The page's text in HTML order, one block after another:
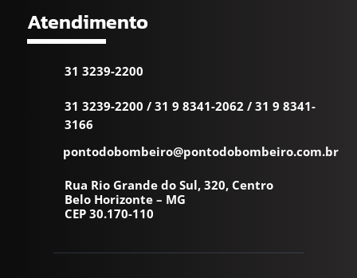
Atendimento
31 3239-2200
31 3239-2200 / 31 9 8341-2062 / 31 9 8341-
3166
pontodobombeiro@pontodobombeiro.com.br
Rua Rio Grande do Sul, 320, Centro
Belo Horizonte – MG
CEP 30.170-110